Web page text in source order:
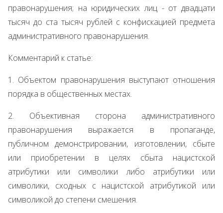
правонарушения; на юридических лиц - от двадцати
тысяч до ста тысяч рублей с конфискацией предмета
административного правонарушения.
Комментарий к статье:
1. Объектом правонарушения выступают отношения
порядка в общественных местах.
2. Объективная сторона административного
правонарушения выражается в пропаганде,
публичном демонстрировании, изготовлении, сбыте
или приобретении в целях сбыта нацистской
атрибутики или символики либо атрибутики или
символики, сходных с нацистской атрибутикой или
символикой до степени смешения.